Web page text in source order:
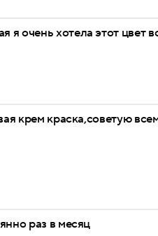
я очень хотела этот цвет
крем краска,советую
раз в месяц